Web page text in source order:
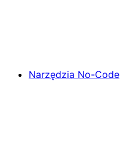
Narzędzia No-Code